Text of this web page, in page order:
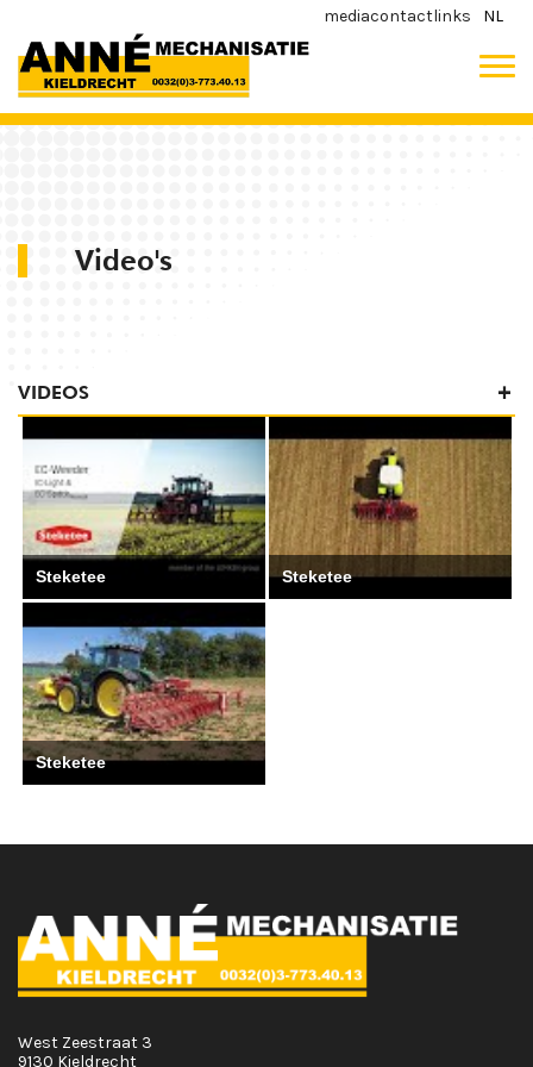
mediacontactlinks NL
Video's
VIDEOS
Steketee Steketee
Steketee
West Zeestraat 3
9130 Kieldrecht